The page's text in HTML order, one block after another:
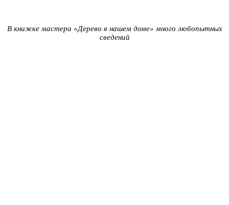
В книжке мастера «Дерево в нашем доме» много любопытных
сведений